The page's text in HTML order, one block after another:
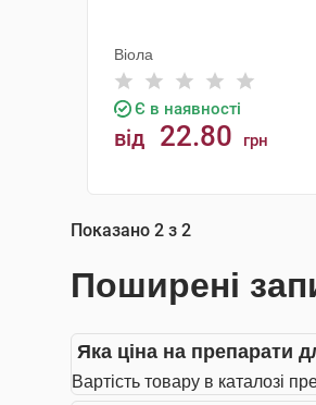
Віола
Є в наявності
від 22.80 грн
Показано 2 з 2
Поширені
Яка ціна на препарати
Вартість товару в каталозі